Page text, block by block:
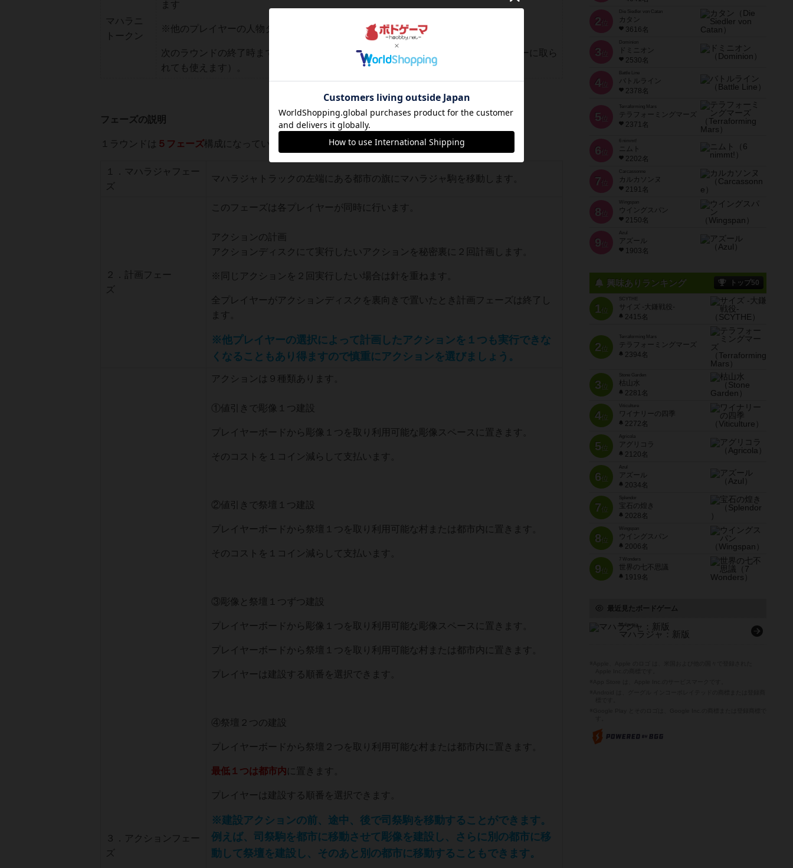
マハラニ
トークン
ます
※他のプレイヤーの人物タイル上には置けません。
次のラウンドの終了時までにその人物の特殊能力を使うことができます（他プレイヤーに取ら
れても使えます）。
フェーズの説明
１ラウンドは ５フェーズ構成になっています。
１．マハラジャフェー
ズ
マハラジャトラックの左端にある都市の旗にマハラジャ駒を移動します。
２．計画フェー
ズ
このフェーズは各プレイヤーが同時に行います。
アクションの計画
アクションディスクにて実行したいアクションを秘密裏に２回計画します。
※同じアクションを２回実行したい場合は針を重ねます。
全プレイヤーがアクションディスクを裏向きで置いたとき計画フェーズは終了し
ます。
※他プレイヤーの選択によって計画したアクションを１つも実行できな
くなることもあり得ますので慎重にアクションを選びましょう。
３．アクションフェー
ズ
アクションは９種類あります。
①値引きで彫像１つ建設
プレイヤーボードから彫像１つを取り利用可能な彫像スペースに置きます。
そのコストを１コイン減らして支払います。
②値引きで祭壇１つ建設
プレイヤーボードから祭壇１つを取り利用可能な村または都市内に置きます。
そのコストを１コイン減らして支払います。
③彫像と祭壇１つずつ建設
プレイヤーボードから彫像１つを取り利用可能な彫像スペースに置きます。
プレイヤーボードから祭壇１つを取り利用可能な村または都市内に置きます。
プレイヤーは建設する順番を選択できます。
④祭壇２つの建設
プレイヤーボードから祭壇２つを取り利用可能な村または都市内に置きます。
最低１つは都市内に置きます。
プレイヤーは建設する順番を選択できます。
※建設アクションの前、途中、後で司祭駒を移動することができます。
例えば、司祭駒を都市に移動させて彫像を建設し、さらに別の都市に移
動して祭壇を建設し、そのあと別の都市に移動することもできます。
2 位
Die Siedler von Catan
カタン
3616名
3 位
ドミニオン
2530名
4位
Battle Line
バトルライン
2378名
5 位
Terraforming Mars
テラフォーミングマーズ
2371名
6 位
ニムト
2202名
7 位
Carcassonne
カルカソンヌ
2191名
8 位
Wingspan
ウイングスパン
2150名
9 位
Azul
アズール
1903名
興味ありランキング トップ50
1位
SCYTHE
サイズ -大鎌戦役-
2415名
2位
Terraforming Mars
テラフォーミングマーズ
2394名
3位
Stone Garden
枯山水
2281名
4位
Viticulture
ワイナリーの四季
2272名
5位
Agricola
アグリコラ
2120名
6位
Azul
アズール
2034名
7位
宝石の煌き
2028名
8位
Wingspan
ウイングスパン
2006名
9位
7 Wonders
世界の七不思議
1919名
最近見たボードゲーム
Maharaja
マハラジャ：新版